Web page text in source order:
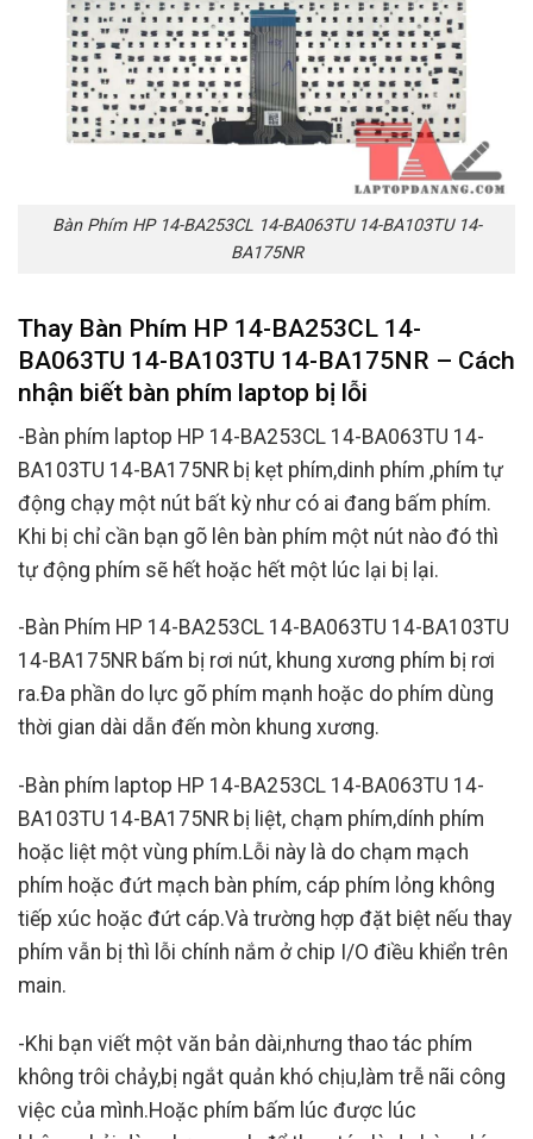
Bàn Phím HP 14-BA253CL 14-BA063TU 14-BA103TU 14-
BA175NR
Thay Bàn Phím HP 14-BA253CL 14-
BA063TU 14-BA103TU 14-BA175NR – Cách
nhận biết bàn phím laptop bị lỗi
-Bàn phím laptop HP 14-BA253CL 14-BA063TU 14-
BA103TU 14-BA175NR bị kẹt phím,dinh phím ,phím tự
động chạy một nút bất kỳ như có ai đang bấm phím.
Khi bị chỉ cần bạn gõ lên bàn phím một nút nào đó thì
tự động phím sẽ hết hoặc hết một lúc lại bị lại.
-Bàn Phím HP 14-BA253CL 14-BA063TU 14-BA103TU
14-BA175NR bấm bị rơi nút, khung xương phím bị rơi
ra.Đa phần do lực gõ phím mạnh hoặc do phím dùng
thời gian dài dẫn đến mòn khung xương.
-Bàn phím laptop HP 14-BA253CL 14-BA063TU 14-
BA103TU 14-BA175NR bị liệt, chạm phím,dính phím
hoặc liệt một vùng phím.Lỗi này là do chạm mạch
phím hoặc đứt mạch bàn phím, cáp phím lỏng không
tiếp xúc hoặc đứt cáp.Và trường hợp đặt biệt nếu thay
phím vẫn bị thì lỗi chính nắm ở chip I/O điều khiển trên
main.
-Khi bạn viết một văn bản dài,nhưng thao tác phím
không trôi chảy,bị ngắt quản khó chịu,làm trễ nãi công
việc của mình.Hoặc phím bấm lúc được lúc